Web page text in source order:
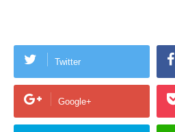
Twitter
Google+